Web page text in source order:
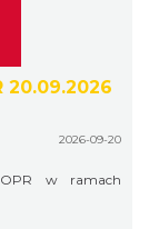
20.09.2026
2026-09-20
w ramach